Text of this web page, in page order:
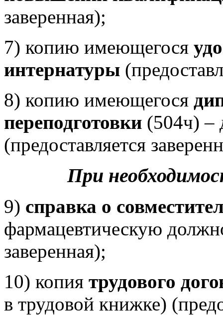
заверенная);
7) копию имеющегося
интернатуры
8) копию имеющегося
переподготовки (504ч) –
(предоставляется
При
9) справка о
фармацевтическую
заверенная);
10) копия трудового
в трудовой книжке)